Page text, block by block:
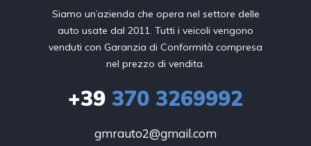
Siamo un’azienda che opera nel settore delle
auto usate dal 2011. Tutti i veicoli vengono
venduti con Garanzia di Conformità compresa
nel prezzo di vendita.
+39 370 3269992
gmrauto2@gmail.com